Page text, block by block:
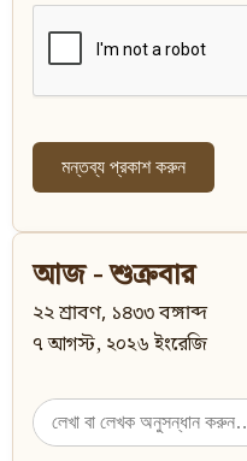
আজ - শুক্রবার
২২ শ্রাবণ, ১৪৩৩ বঙ্গাব্দ
৭ আগস্ট, ২০২৬ ইংরেজি
Search
for: